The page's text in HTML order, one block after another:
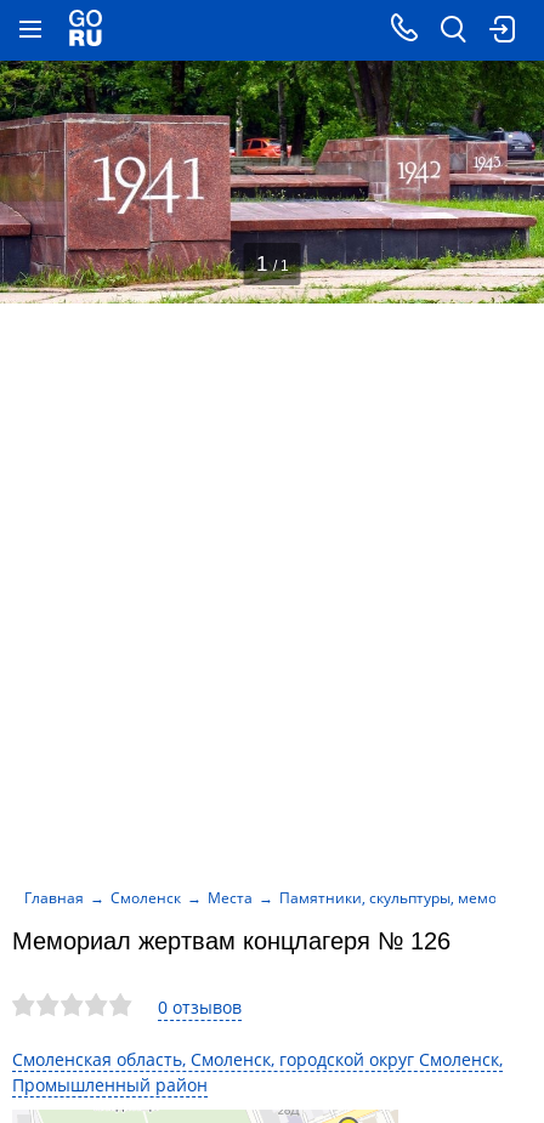
0 отзывов
Смоленская область, Смоленск, городской округ Смоленск,
Промышленный район
Мемориал жертвам концлагеря № 126
Главная Смоленск Места Памятники, скульптуры, мемориалы
1 / 1